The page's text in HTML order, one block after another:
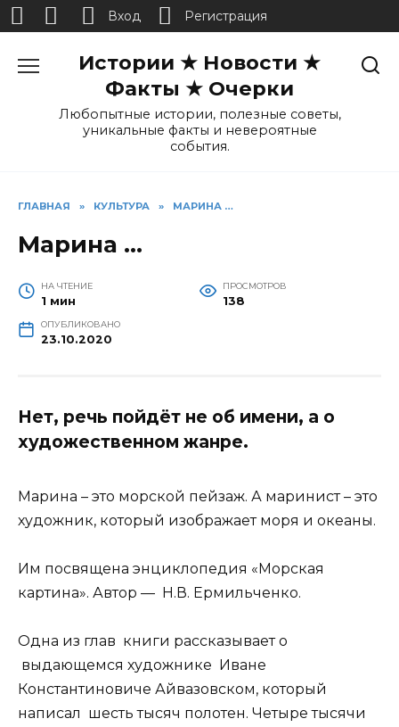
Истории ★ Новости ★
Факты ★ Очерки
Любопытные истории, полезные советы,
уникальные факты и невероятные
события.
ГЛАВНАЯ » КУЛЬТУРА » МАРИНА …
Марина …
НА ЧТЕНИЕ
1 мин
ПРОСМОТРОВ
138
ОПУБЛИКОВАНО
23.10.2020
Нет, речь пойдёт не об имени, а о
художественном жанре.
Марина – это морской пейзаж. А маринист – это
художник, который изображает моря и океаны.
Им посвящена энциклопедия «Морская
картина». Автор — Н.В. Ермильченко.
Одна из глав книги рассказывает о
выдающемся художнике Иване
Константиновиче Айвазовском, который
написал шесть тысяч полотен. Четыре тысячи
Вход Регистрация